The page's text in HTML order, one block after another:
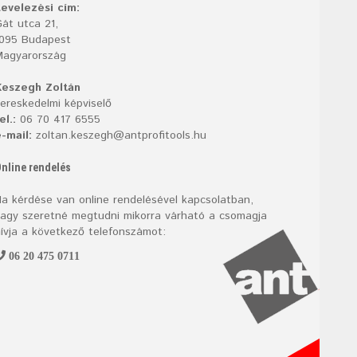
cím:
utca 21,
Budapest
Zoltán
képviselő
06 70 417 6555
mail: zoltan.keszegh@antprofitools.hu
rendelés
kérdése van online rendelésével kapcsolatban,
szeretné megtudni mikorra várható a csomagja
a következő telefonszámot:
06 20 475 0711